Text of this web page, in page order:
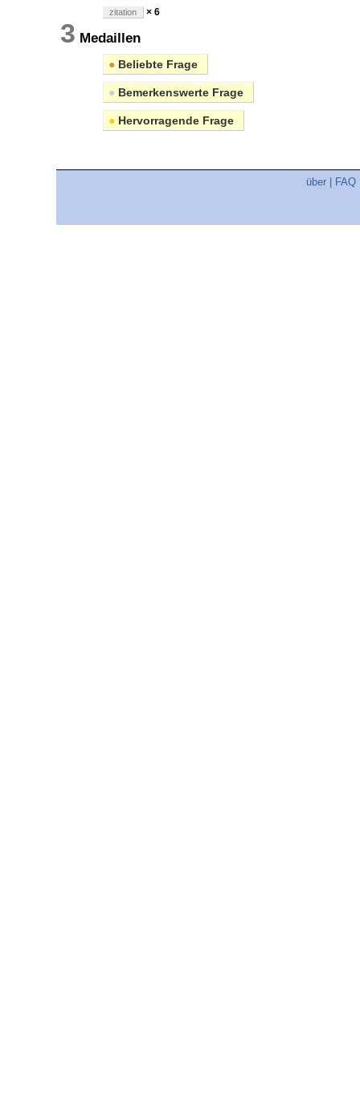
zitation × 6
3 Medaillen
● Beliebte Frage
● Bemerkenswerte Frage
● Hervorragende Frage
über FAQ